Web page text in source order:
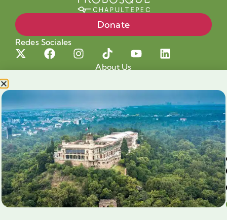
Donate
Redes Sociales
About Us
Our cause
Shop for a cause
Blog
Chapultepec Volunteering
Aliados
Legales
Prensa